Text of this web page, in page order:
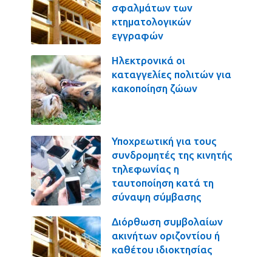
σφαλμάτων των
κτηματολογικών
εγγραφών
Ηλεκτρονικά οι
καταγγελίες πολιτών για
κακοποίηση ζώων
Υποχρεωτική για τους
συνδρομητές της κινητής
τηλεφωνίας η
ταυτοποίηση κατά τη
σύναψη σύμβασης
Διόρθωση συμβολαίων
ακινήτων οριζοντίου ή
καθέτου ιδιοκτησίας